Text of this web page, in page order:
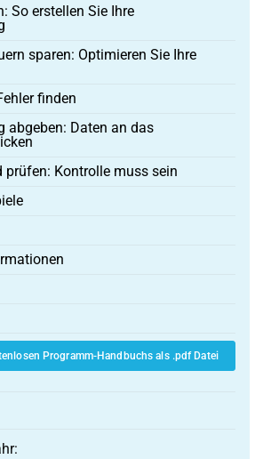
So erstellen Sie Ihre
sparen: Optimieren Sie Ihre
finden
abgeben: Daten an das
prüfen: Kontrolle muss sein
Programm-Handbuchs als .pdf Datei